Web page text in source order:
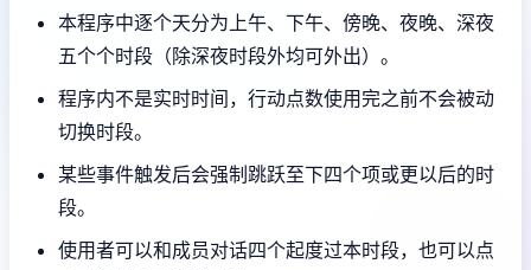
本程序中逐个天分为上午、下午、傍晚、夜晚、深夜
五个个时段（除深夜时段外均可外出）。
程序内不是实时时间，行动点数使用完之前不会被动
切换时段。
某些事件触发后会强制跳跃至下四个项或更以后的时
段。
使用者可以和成员对话四个起度过本时段，也可以点